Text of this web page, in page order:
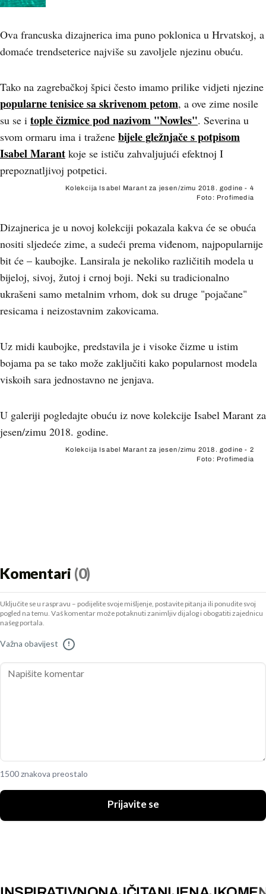
Ova francuska dizajnerica ima puno poklonica u Hrvatskoj, a
domaće trendseterice najviše su zavoljele njezinu obuću.
Tako na zagrebačkoj špici često imamo prilike vidjeti njezine
popularne tenisice sa skrivenom petom, a ove zime nosile
su se i tople čizmice pod nazivom "Nowles". Severina u
svom ormaru ima i tražene bijele gležnjače s potpisom
Isabel Marant koje se ističu zahvaljujući efektnoj I
prepoznatljivoj potpetici.
Kolekcija Isabel Marant za jesen/zimu 2018. godine - 4
Foto: Profimedia
Dizajnerica je u novoj kolekciji pokazala kakva će se obuća
nositi sljedeće zime, a sudeći prema viđenom, najpopularnije
bit će – kaubojke. Lansirala je nekoliko različitih modela u
bijeloj, sivoj, žutoj i crnoj boji. Neki su tradicionalno
ukrašeni samo metalnim vrhom, dok su druge "pojačane"
resicama i neizostavnim zakovicama.
Uz midi kaubojke, predstavila je i visoke čizme u istim
bojama pa se tako može zaključiti kako popularnost modela
viskoih sara jednostavno ne jenjava.
U galeriji pogledajte obuću iz nove kolekcije Isabel Marant za
jesen/zimu 2018. godine.
Kolekcija Isabel Marant za jesen/zimu 2018. godine - 2
Foto: Profimedia
Komentari (0)
Uključite se u raspravu – podijelite svoje mišljenje, postavite pitanja ili ponudite svoj
pogled na temu. Vaš komentar može potaknuti zanimljiv dijalog i obogatiti zajednicu
našeg portala.
Važna obavijest !
1500 znakova preostalo
Prijavite se